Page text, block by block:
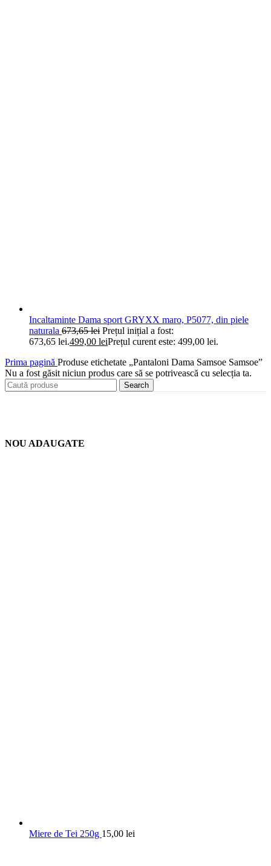
Incaltaminte Dama sport GRYXX maro, P5077, din piele
naturala 673,65lei Prețul inițial a fost:
673,65 lei.499,00 leiPrețul curent este: 499,00 lei.
Prima pagină Produse etichetate „Pantaloni Dama Samsoe Samsoe”
Nu a fost găsit niciun produs care să se potrivească cu selecția ta.
Search
NOU ADAUGATE
Miere de Tei 250g 15,00 lei